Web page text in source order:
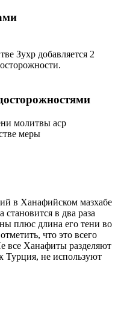
Зухр добавляется 2
молитвы аср
меры
в Ханафийском мазхабе
становится в два раза
плюс длина его тени во
что это всего
все Ханафиты разделяют
Турция, не используют